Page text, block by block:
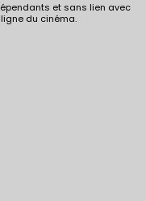
et sans lien avec
du cinéma.